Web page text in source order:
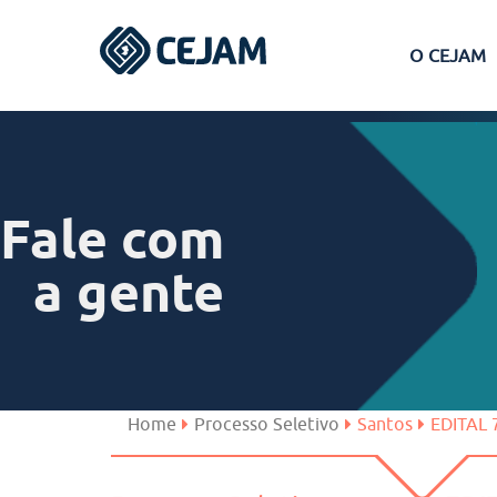
O CEJAM
Ferraz de Vasconcelos
São José dos Campos
Fale com
a gente
Home Processo Seletivo Santos EDITAL